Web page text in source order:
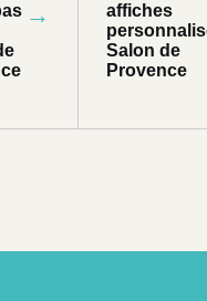
→
affiches
Salon de
Provence